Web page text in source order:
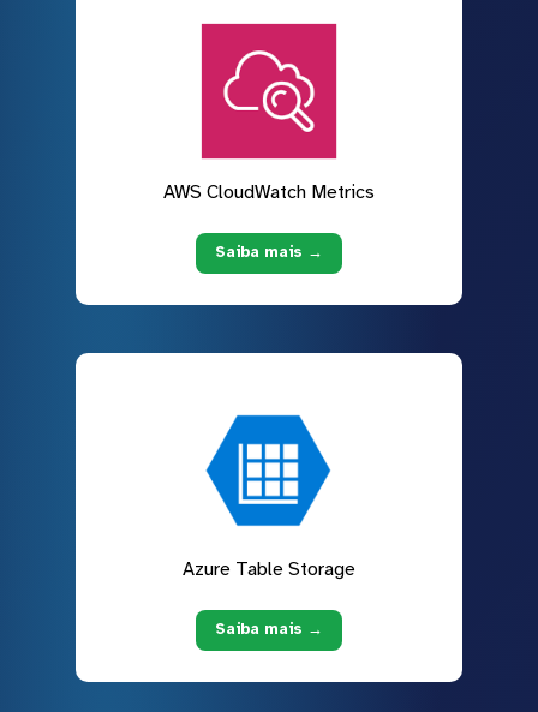
AWS CloudWatch Metrics
Saiba mais →
Azure Table Storage
Saiba mais →